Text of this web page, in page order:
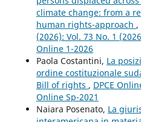
climate change: from a
human rights-approach ,
(2026): Vol. 73 No. 1
Online 1-2026
Paola Costantini, La
ordine costituzionale
Bill of rights , DPCE
Online Sp-2021
Naiara Posenato, La